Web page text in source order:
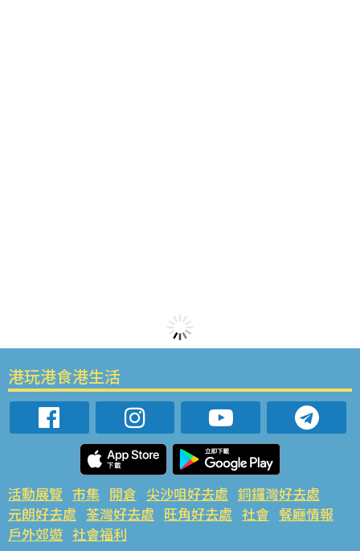
港玩港食港生活
活動展覽 市集 開倉 尖沙咀好去處 銅鑼灣好去處
元朗好去處 荃灣好去處 旺角好去處 社會 餐廳情報
戶外郊遊 社會福利